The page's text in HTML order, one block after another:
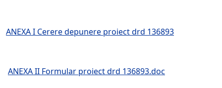
ANEXA I Cerere depunere proiect drd 136893
ANEXA II Formular proiect drd 136893.doc